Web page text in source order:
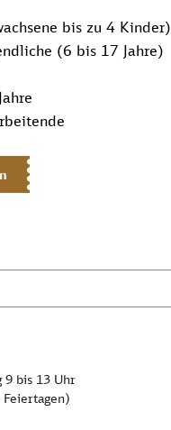
bis zu 4 Kinder)
(6 bis 17 Jahre)
9 bis 13 Uhr
Feiertagen)